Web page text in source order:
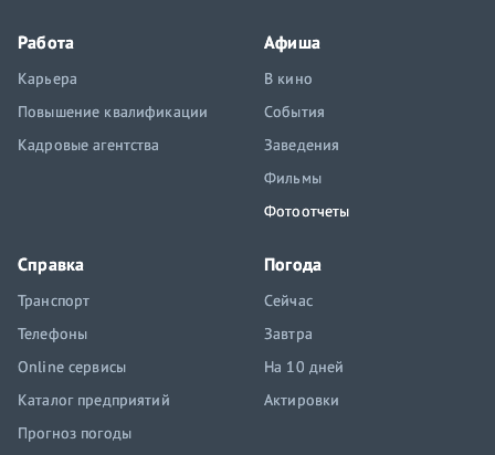
Работа
Карьера
Повышение квалификации
Кадровые агентства
Афиша
В кино
События
Заведения
Фильмы
Фотоотчеты
Справка
Транспорт
Телефоны
Online сервисы
Каталог предприятий
Прогноз погоды
Погода
Сейчас
Завтра
На 10 дней
Актировки